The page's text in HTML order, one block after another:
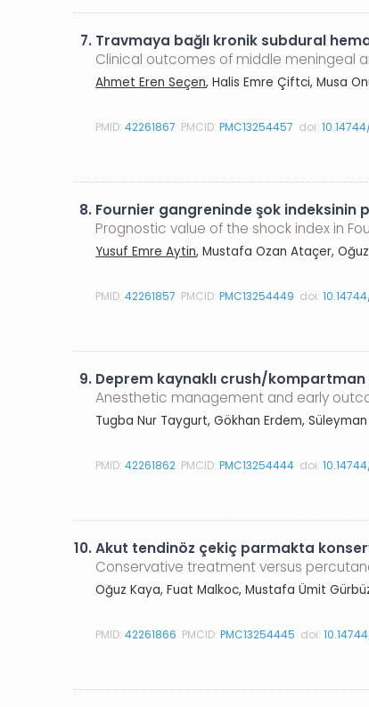
7. Travmaya bağlı kronik subdural
Clinical outcomes of middle meningeal
Ahmet Eren Seçen, Halis Emre Çiftci, Musa
PMID:42261867 PMCID:PMC13254457 doi:
8. Fournier gangreninde şok indeksinin
Prognostic value of the shock index in
Yusuf Emre Aytin, Mustafa Ozan Ataçer,
PMID:42261857 PMCID:PMC13254449 doi:
9. Deprem kaynaklı crush/
Anesthetic management and early
Tugba Nur Taygurt, Gökhan Erdem,
PMID:42261862 PMCID:PMC13254444 doi:
10.Akut tendinöz çekiç parmakta
Conservative treatment versus
Oğuz Kaya, Fuat Malkoc, Mustafa Ümit
PMID:42261866 PMCID:PMC13254445 doi: